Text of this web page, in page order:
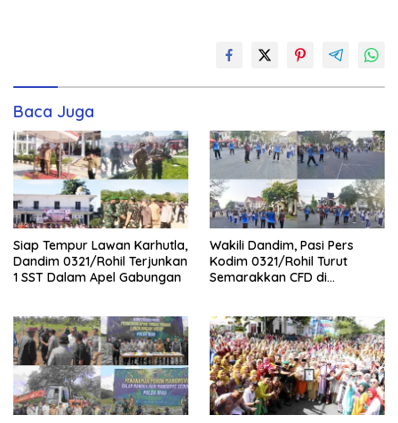
Baca Juga
Siap Tempur Lawan Karhutla,
Dandim 0321/Rohil Terjunkan
1 SST Dalam Apel Gabungan
Wakili Dandim, Pasi Pers
Kodim 0321/Rohil Turut
Semarakkan CFD di